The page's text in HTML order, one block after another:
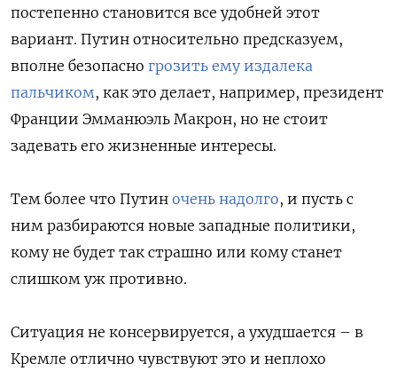
постепенно становится все удобней этот
вариант. Путин относительно предсказуем,
вполне безопасно грозить ему издалека
пальчиком, как это делает, например, президент
Франции Эмманюэль Макрон, но не стоит
задевать его жизненные интересы.
Тем более что Путин очень надолго, и пусть с
ним разбираются новые западные политики,
кому не будет так страшно или кому станет
слишком уж противно.
Ситуация не консервируется, а ухудшается – в
Кремле отлично чувствуют это и неплохо